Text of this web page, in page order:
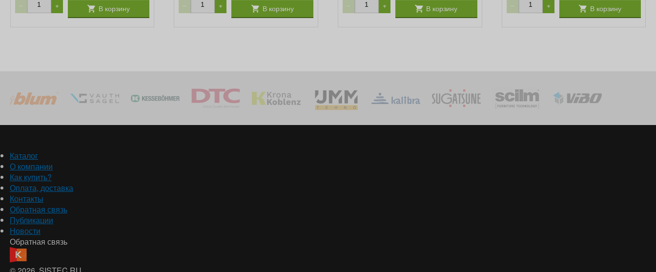
− + В корзину − + В корзину − + В корзину − + В корзину
Каталог
О компании
Как купить?
Оплата, доставка
Контакты
Обратная связь
Публикации
Новости
Обратная связь